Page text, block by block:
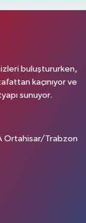
buluştururken,
kaçınıyor ve
sunuyor.
Ortahisar/Trabzon